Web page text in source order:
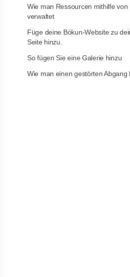
Wie man Ressourcen mithilfe von
verwaltet
Füge deine Bókun-Website zu
Seite hinzu.
So fügen Sie eine Galerie hinzu
Wie man einen gestörten Abgang